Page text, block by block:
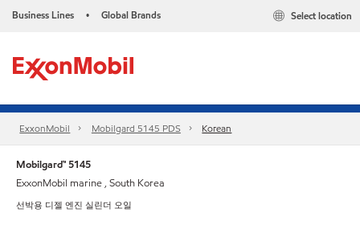
Business Lines • Global Brands Select location
ExxonMobil Mobilgard 5145 PDS Korean
Mobilgard™ 5145
ExxonMobil marine , South Korea
선박용 디젤 엔진 실린더 오일